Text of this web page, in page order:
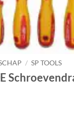
/ SP TOOLS